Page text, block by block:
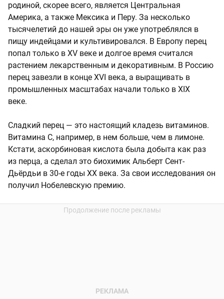
родиной, скорее всего, является Центральная
Америка, а также Мексика и Перу. За несколько
тысячелетий до нашей эры он уже употреблялся в
пищу индейцами и культивировался. В Европу перец
попал только в XV веке и долгое время считался
растением лекарственным и декоративным. В Россию
перец завезли в конце XVI века, а выращивать в
промышленных масштабах начали только в XIX
веке.
Сладкий перец — это настоящий кладезь витаминов.
Витамина С, например, в нем больше, чем в лимоне.
Кстати, аскорбиновая кислота была добыта как раз
из перца, а сделал это биохимик Альберт Сент-
Дьёрдьи в 30-е годы ХХ века. За свои исследования он
получил Нобелевскую премию.